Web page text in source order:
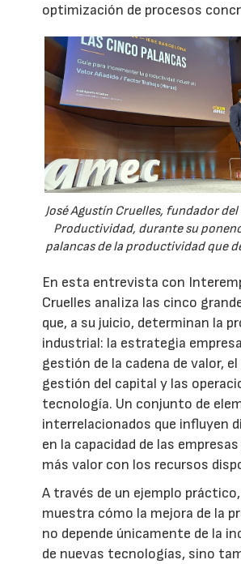
optimización de procesos
José Agustín Cruelles, fundador
Productividad, durante su
palancas de la productividad que
En esta entrevista con
Cruelles analiza las cinco
que, a su juicio, determinan la
industrial: la estrategia
gestión de la cadena de valor,
gestión del capital y las
tecnología. Un conjunto de
interrelacionados que influyen
en la capacidad de las
más valor con los recursos
A través de un ejemplo
muestra cómo la mejora de la
no depende únicamente de la
de nuevas tecnologías, sino